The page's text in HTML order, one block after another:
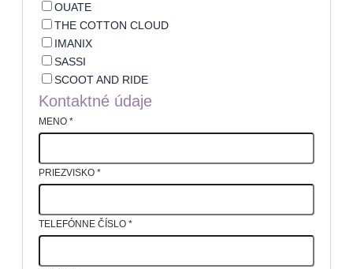
OUATE
THE COTTON CLOUD
IMANIX
SASSI
SCOOT AND RIDE
Kontaktné údaje
MENO *
PRIEZVISKO *
TELEFÓNNE ČÍSLO *